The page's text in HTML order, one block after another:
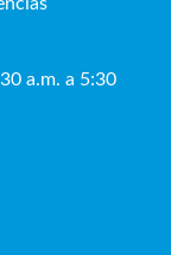
a.m. a 5:30